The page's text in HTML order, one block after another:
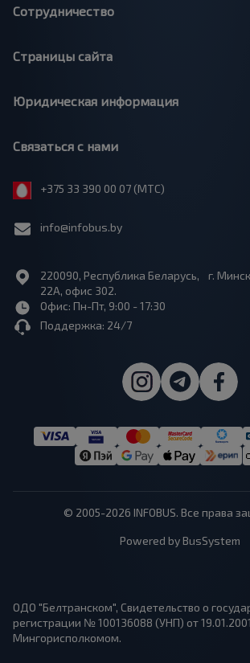
Сотрудничество
Страницы сайта
Юридическая информация
Связаться с нами
+375 33 390 00 07 (МТС)
info@infobus.by
220090, Республика Беларусь, г.
22А, офис 302.
Офис: Пн-Пт, 9:00 - 17:30
Поддержка: 24/7
© 2005-2026 INFOBUS. Все права
Powered by BusSystem
ОДО "Белтранском", Свидетельство о
регистрации № 100136088 (УНП) от
Мингорисполкомом.